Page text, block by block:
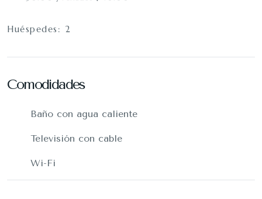
Huéspedes: 2
Comodidades
Baño con agua caliente
Televisión con cable
Wi-Fi